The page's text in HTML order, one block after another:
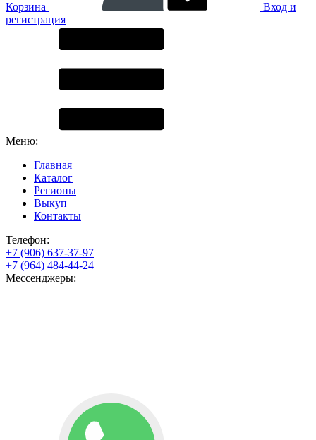
Корзина
Вход и
регистрация
Меню:
Главная
Каталог
Регионы
Выкуп
Контакты
Телефон:
+7 (906) 637-37-97
+7 (964) 484-44-24
Мессенджеры: